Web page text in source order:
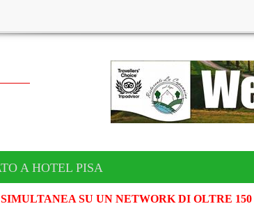
A HOTEL PISA
SIMULTANEA SU UN NETWORK DI OLTRE